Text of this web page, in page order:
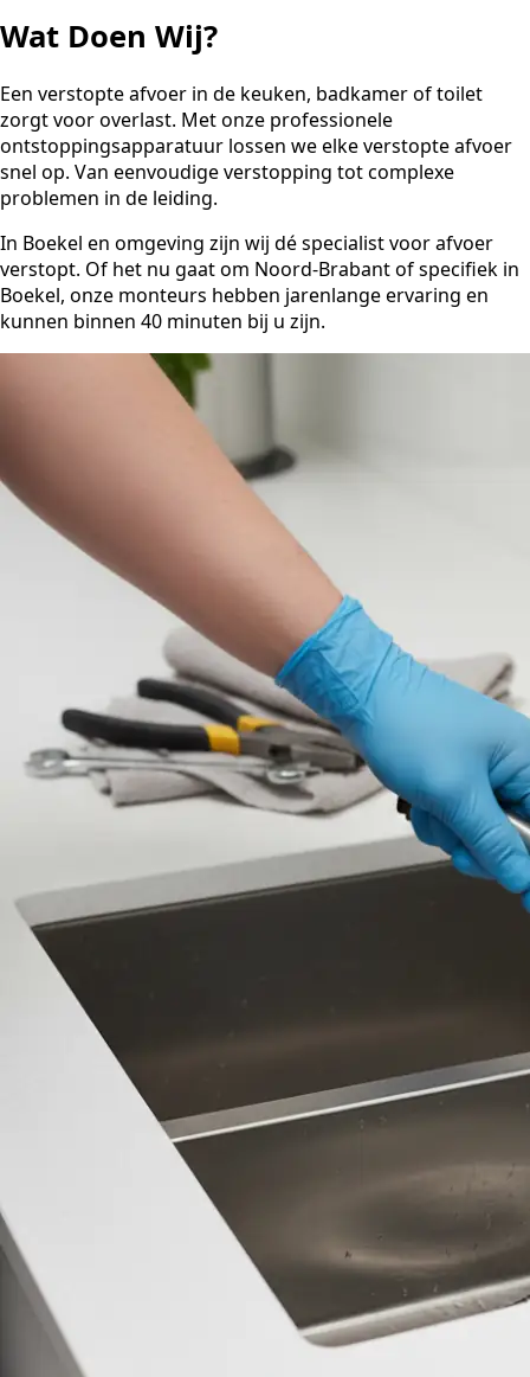
Wat Doen Wij?
Een verstopte afvoer in de keuken, badkamer of toilet
zorgt voor overlast. Met onze professionele
ontstoppingsapparatuur lossen we elke verstopte afvoer
snel op. Van eenvoudige verstopping tot complexe
problemen in de leiding.
In Boekel en omgeving zijn wij dé specialist voor afvoer
verstopt. Of het nu gaat om Noord-Brabant of specifiek in
Boekel, onze monteurs hebben jarenlange ervaring en
kunnen binnen 40 minuten bij u zijn.